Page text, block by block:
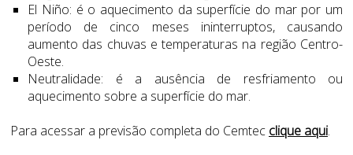
El Niño: é o aquecimento da superfície do mar por um
período de cinco meses ininterruptos, causando
aumento das chuvas e temperaturas na região Centro-
Oeste.
Neutralidade: é a ausência de resfriamento ou
aquecimento sobre a superfície do mar.
Para acessar a previsão completa do Cemtec clique aqui.